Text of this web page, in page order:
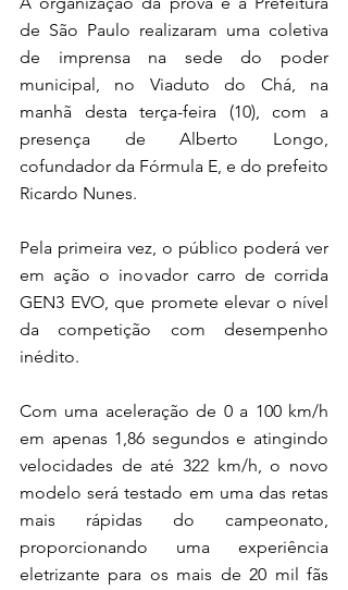
de São Paulo realizaram uma coletiva
de imprensa na sede do poder
municipal, no Viaduto do Chá, na
manhã desta terça-feira (10), com a
presença de Alberto Longo,
cofundador da Fórmula E, e do prefeito
Ricardo Nunes.
Pela primeira vez, o público poderá ver
em ação o inovador carro de corrida
GEN3 EVO, que promete elevar o nível
da competição com desempenho
inédito.
Com uma aceleração de 0 a 100 km/h
em apenas 1,86 segundos e atingindo
velocidades de até 322 km/h, o novo
modelo será testado em uma das retas
mais rápidas do campeonato,
proporcionando uma experiência
eletrizante para os mais de 20 mil fãs